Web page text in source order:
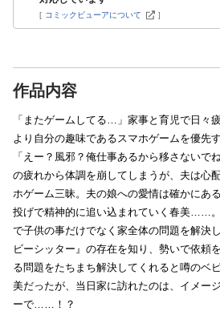
[ コミックビューアについて ]
作品内容
「またゲームしてる…」家事と育児で日々
より自分の趣味であるスマホゲームを優先
「えー？風邪？俺仕事あるから移さないで
の疲れから体調を崩してしまうが、夫は心
ホゲーム三昧。夫の娘への愛情は確かにあ
投げで精神的に追い込まれていく春美……
で子供の事だけでなく家全体の問題を解決
ビーシッター』の存在を知り、勢いで依頼
る問題をたちまち解決してくれると噂のベ
美だったが、当日家に訪れたのは、イメー
ーで……！？